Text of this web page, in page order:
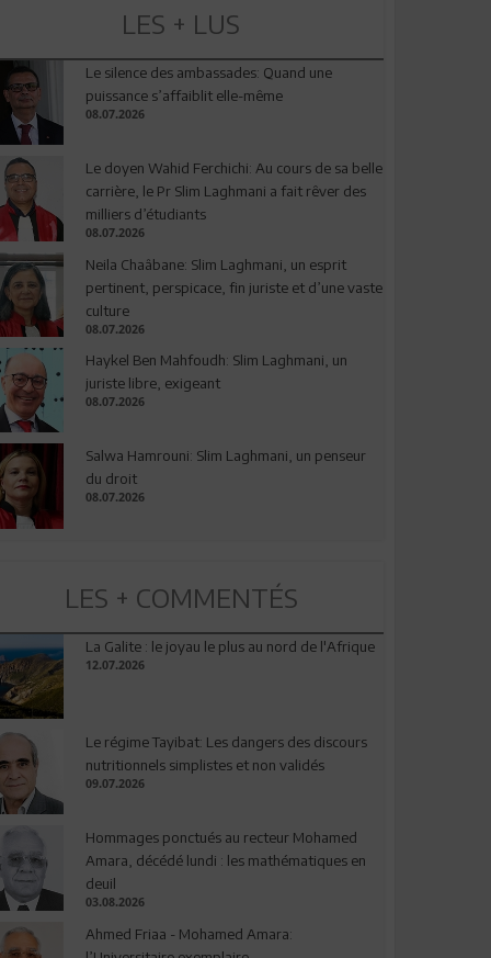
LES + LUS
Le silence des ambassades: Quand une
puissance s’affaiblit elle-même
08.07.2026
Le doyen Wahid Ferchichi: Au cours de sa belle
carrière, le Pr Slim Laghmani a fait rêver des
milliers d’étudiants
08.07.2026
Neila Chaâbane: Slim Laghmani, un esprit
pertinent, perspicace, fin juriste et d’une vaste
culture
08.07.2026
Haykel Ben Mahfoudh: Slim Laghmani, un
juriste libre, exigeant
08.07.2026
Salwa Hamrouni: Slim Laghmani, un penseur
du droit
08.07.2026
LES + COMMENTÉS
La Galite : le joyau le plus au nord de l'Afrique
12.07.2026
Le régime Tayibat: Les dangers des discours
nutritionnels simplistes et non validés
09.07.2026
Hommages ponctués au recteur Mohamed
Amara, décédé lundi : les mathématiques en
deuil
03.08.2026
Ahmed Friaa - Mohamed Amara: